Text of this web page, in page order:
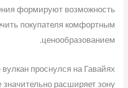
формируют возможность
покупателя комфортным
ценообразованием.
проснулся на Гавайях
значительно расширяет зону